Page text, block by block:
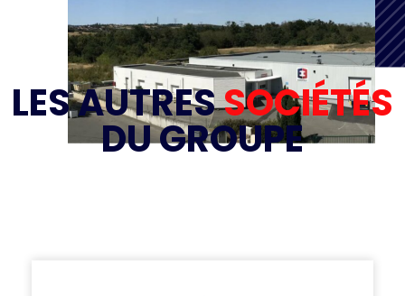
LES AUTRESSOCIÉTÉS
DU GROUPE